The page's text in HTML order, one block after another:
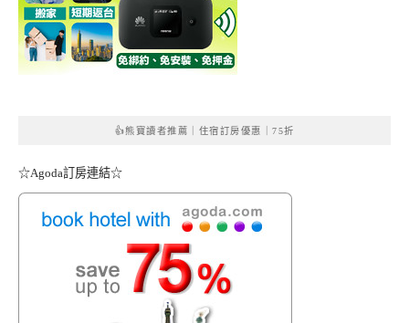
👍熊寶讀者推薦｜住宿訂房優惠｜75折
☆Agoda訂房連結☆